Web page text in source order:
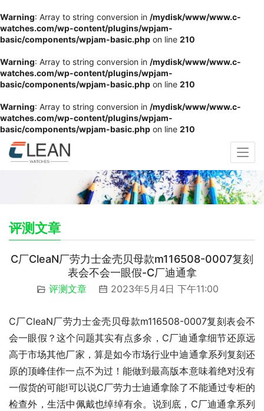
Warning: Array to string conversion in /mydisk/www/www.c-
watches.com/wp-content/plugins/wpjam-
basic/components/wpjam-basic.php on line 210
Warning: Array to string conversion in /mydisk/www/www.c-
watches.com/wp-content/plugins/wpjam-
basic/components/wpjam-basic.php on line 210
Warning: Array to string conversion in /mydisk/www/www.c-
watches.com/wp-content/plugins/wpjam-
basic/components/wpjam-basic.php on line 210
评测文章
C厂CleaN厂劳力士金壳贝母款m116508-0007复刻
表会不会一眼假-C厂迪通拿
评测文章 2023年5月4日 下午11:00
C厂CleaN厂劳力士金壳贝母款m116508-0007复刻表会不
会一眼假？这个问题其实有点多余，C厂迪通拿细节还原远
高于市场其他厂家，算是如今市场行业中迪通拿系列复刻还
原的顶峰佳作一点不为过！能做到最高版本意味着绝对没有
一假货的可能!可以说C厂劳力士迪通拿除了不能通过专柜的
检查外，生活中佩戴也绰绰有余。说到底，C厂迪通拿系列